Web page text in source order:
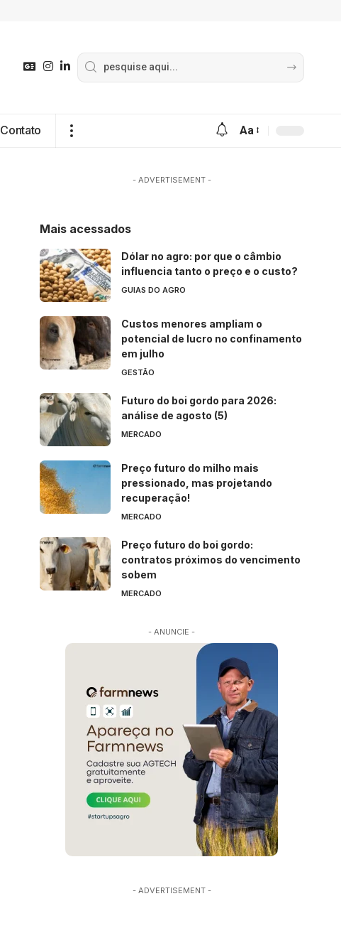
Contato Aa
- ADVERTISEMENT -
Mais acessados
Dólar no agro: por que o câmbio
influencia tanto o preço e o custo?
GUIAS DO AGRO
Custos menores ampliam o
potencial de lucro no confinamento
em julho
GESTÃO
Futuro do boi gordo para 2026:
análise de agosto (5)
MERCADO
Preço futuro do milho mais
pressionado, mas projetando
recuperação!
MERCADO
Preço futuro do boi gordo:
contratos próximos do vencimento
sobem
MERCADO
- ANUNCIE -
- ADVERTISEMENT -